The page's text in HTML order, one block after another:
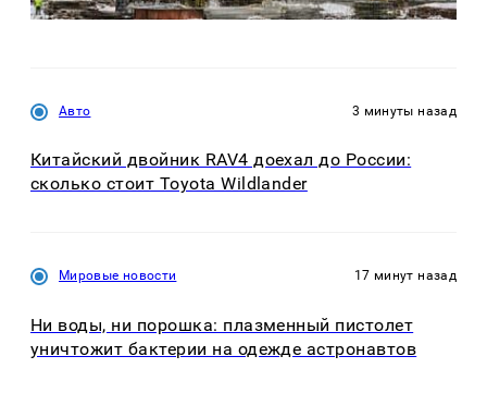
Авто 3 минуты назад
Китайский двойник RAV4 доехал до России:
сколько стоит Toyota Wildlander
Мировые новости 17 минут назад
Ни воды, ни порошка: плазменный пистолет
уничтожит бактерии на одежде астронавтов